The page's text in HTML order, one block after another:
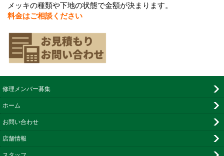
メッキの種類や下地の状態で金額が決まります。
料金はご相談ください
修理メンバー募集
ホーム
お問い合わせ
店舗情報